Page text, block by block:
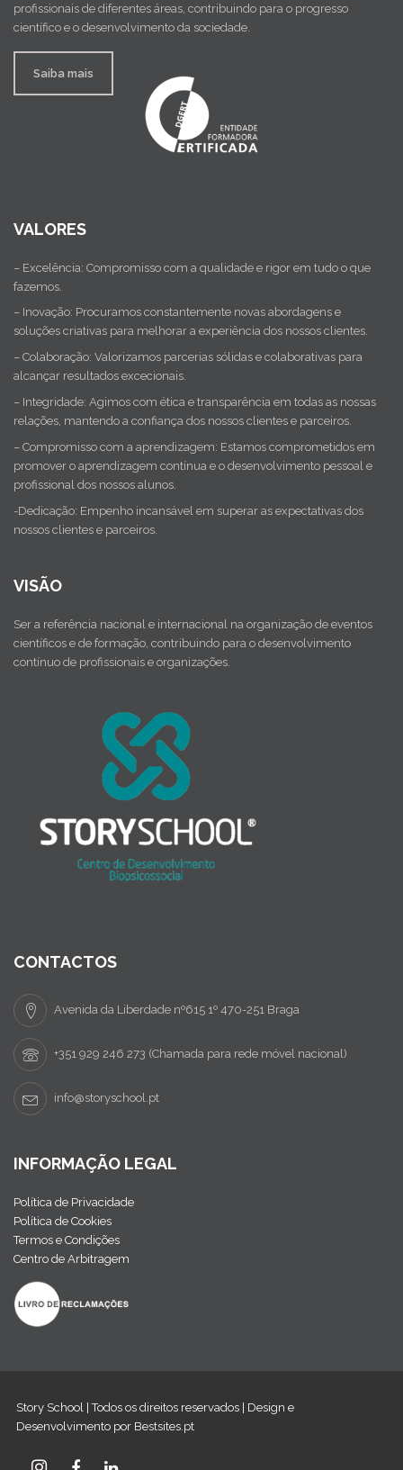
profissionais de diferentes áreas, contribuindo para o progresso
científico e o desenvolvimento da sociedade.
Saiba mais
VALORES
– Excelência: Compromisso com a qualidade e rigor em tudo o que
fazemos.
– Inovação: Procuramos constantemente novas abordagens e
soluções criativas para melhorar a experiência dos nossos clientes.
– Colaboração: Valorizamos parcerias sólidas e colaborativas para
alcançar resultados excecionais.
– Integridade: Agimos com ética e transparência em todas as nossas
relações, mantendo a confiança dos nossos clientes e parceiros.
– Compromisso com a aprendizagem: Estamos comprometidos em
promover o aprendizagem contínua e o desenvolvimento pessoal e
profissional dos nossos alunos.
-Dedicação: Empenho incansável em superar as expectativas dos
nossos clientes e parceiros.
VISÃO
Ser a referência nacional e internacional na organização de eventos
científicos e de formação, contribuindo para o desenvolvimento
contínuo de profissionais e organizações.
CONTACTOS
Avenida da Liberdade nº615 1º 470-251 Braga
+351 929 246 273 (Chamada para rede móvel nacional)
info@storyschool.pt
INFORMAÇÃO LEGAL
Política de Privacidade
Política de Cookies
Termos e Condições
Centro de Arbitragem
Story School | Todos os direitos reservados | Design e
Desenvolvimento por Bestsites.pt